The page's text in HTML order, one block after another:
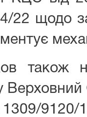
22 щодо
також
9120/